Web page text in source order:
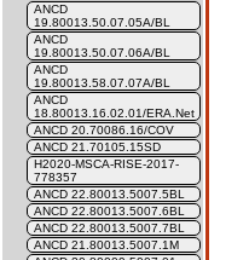
ANCD
19.80013.50.07.05A/BL
ANCD
19.80013.50.07.06A/BL
ANCD
19.80013.58.07.07A/BL
ANCD
18.80013.16.02.01/ERA.Net
ANCD 20.70086.16/COV
ANCD 21.70105.15SD
H2020-MSCA-RISE-2017-
778357
ANCD 22.80013.5007.5BL
ANCD 22.80013.5007.6BL
ANCD 22.80013.5007.7BL
ANCD 21.80013.5007.1M